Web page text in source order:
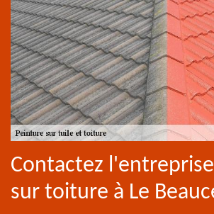
Contactez
sur toiture à Le